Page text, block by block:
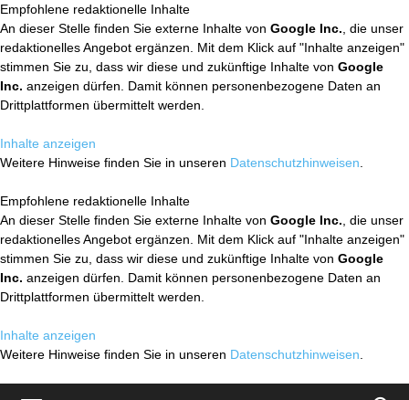
Empfohlene redaktionelle Inhalte
An dieser Stelle finden Sie externe Inhalte von Google Inc. , die unser
redaktionelles Angebot ergänzen. Mit dem Klick auf "Inhalte anzeigen"
stimmen Sie zu, dass wir diese und zukünftige Inhalte von Google
Inc. anzeigen dürfen. Damit können personenbezogene Daten an
Drittplattformen übermittelt werden.
Inhalte anzeigen
Weitere Hinweise finden Sie in unseren Datenschutzhinweisen
Empfohlene redaktionelle Inhalte
An dieser Stelle finden Sie externe Inhalte von Google Inc. , die unser
redaktionelles Angebot ergänzen. Mit dem Klick auf "Inhalte anzeigen"
stimmen Sie zu, dass wir diese und zukünftige Inhalte von Google
Inc. anzeigen dürfen. Damit können personenbezogene Daten an
Drittplattformen übermittelt werden.
Inhalte anzeigen
Weitere Hinweise finden Sie in unseren Datenschutzhinweisen